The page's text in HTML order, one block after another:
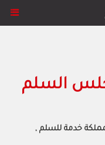
السلم
خدمة للسلم ,